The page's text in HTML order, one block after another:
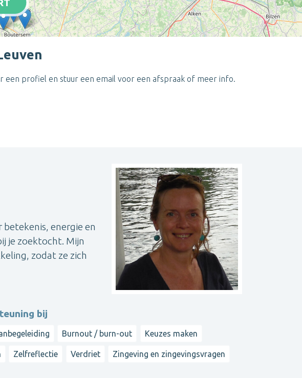
een profiel en stuur een email voor een afspraak of meer info.
energie en
je zoektocht. Mijn
zodat ze zich
bij
Burnout / burn-out Keuzes maken
Zelfreflectie Verdriet Zingeving en zingevingsvragen